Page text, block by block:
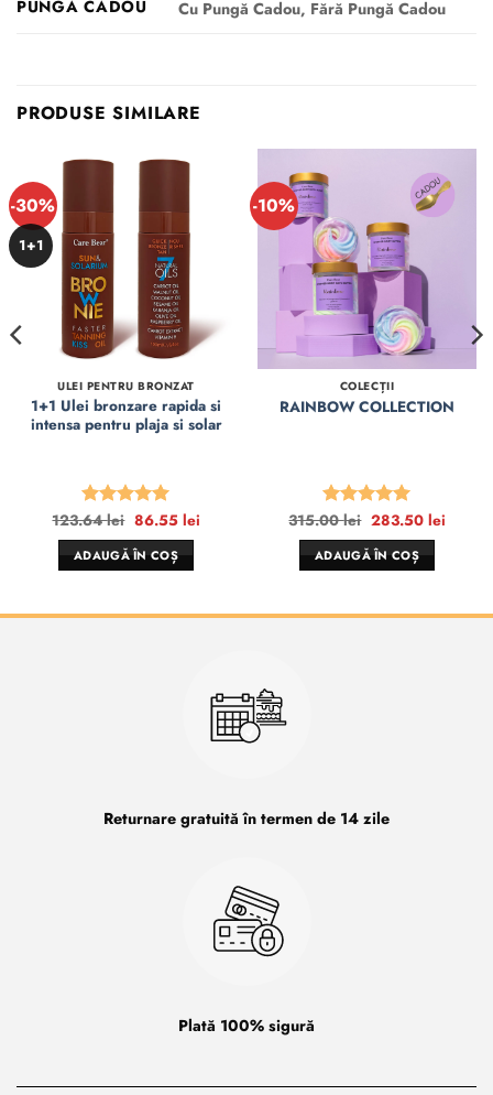
PUNGĂ CADOU Cu Pungă Cadou, Fără Pungă Cadou
PRODUSE SIMILARE
-30%
1+1
ULEI PENTRU BRONZAT
1+1 Ulei bronzare rapida si
intensa pentru plaja si solar
Evaluat la
5din 5
123.64lei Prețul
inițial
a
fost:
123.64 lei.
86.55 leiPrețul
ADAUGĂ ÎN COȘ
-10%
COLECȚII
RAINBOW COLLECTION
Evaluat la
5din 5
315.00lei Prețul
inițial
a
fost:
315.00 lei.
283.50 leiPrețul
ADAUGĂ ÎN COȘ
Returnare gratuită în termen de 14 zile
Plată 100% sigură